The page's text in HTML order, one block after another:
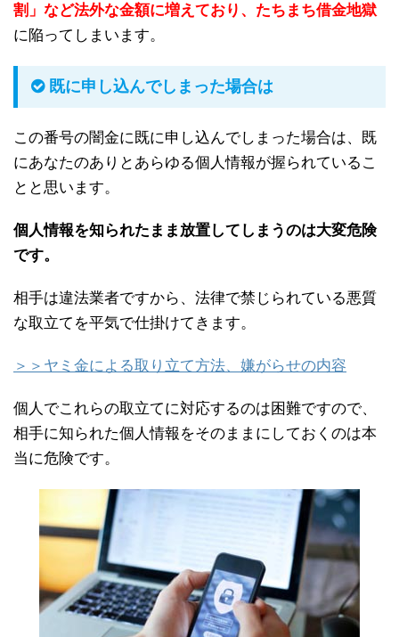
割」など法外な金額に増えており、たちまち借金地獄
に陥ってしまいます。
既に申し込んでしまった場合は
この番号の闇金に既に申し込んでしまった場合は、既
にあなたのありとあらゆる個人情報が握られているこ
とと思います。
個人情報を知られたまま放置してしまうのは大変危険
です。
相手は違法業者ですから、法律で禁じられている悪質
な取立てを平気で仕掛けてきます。
＞＞ヤミ金による取り立て方法、嫌がらせの内容
個人でこれらの取立てに対応するのは困難ですので、
相手に知られた個人情報をそのままにしておくのは本
当に危険です。